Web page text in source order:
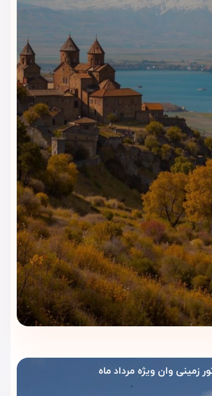
را جلب کرده است.
فضایی بزرگ، لوکس و شیک دارد که مناسب
و شام است. ویژگی‌های این رستوران:
بوفه کامل و متنوع
شامل انواع پنیرهای
زیتون، میوه تازه، املت، کیک خانگی و
باغذاهای بین‌المللی، ترکی و دریایی
دلپذیر و چیدمان مجلل
گیاه‌خواران و رژیم‌های غذایی خاص
ظروف باکیفیت و فضایی مناسب برای
رسمی
و دنج
کافی‌شاپی دنج و خوش‌فضا قرار دارد که
اسپرسو و انواع چای‌های گیاهی
زمینی وان ویژه مرداد ماه